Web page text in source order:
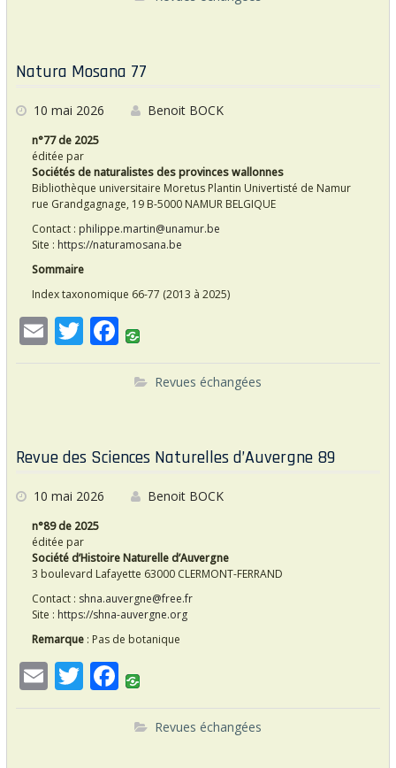
o
o
k
Natura Mosana 77
10 mai 2026 Benoit BOCK
n°77 de 2025
éditée par
Sociétés de naturalistes des provinces wallonnes
Bibliothèque universitaire Moretus Plantin Univertisté de Namur
rue Grandgagnage, 19 B-5000 NAMUR BELGIQUE
Contact : philippe.martin@unamur.be
Site : https://naturamosana.be
Sommaire
Index taxonomique 66-77 (2013 à 2025)
E T F
o
o
k
Revues échangées
Revue des Sciences Naturelles d’Auvergne 89
10 mai 2026 Benoit BOCK
n°89 de 2025
éditée par
Société d’Histoire Naturelle d’Auvergne
3 boulevard Lafayette 63000 CLERMONT-FERRAND
Contact : shna.auvergne@free.fr
Site : https://shna-auvergne.org
Remarque: Pas de botanique
E T F
Revues échangées